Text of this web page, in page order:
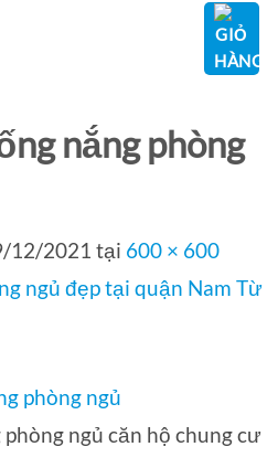
nắng phòng
12/2021 tại 600 × 600
ngủ đẹp tại quận Nam Từ
ngủ căn hộ chung cư